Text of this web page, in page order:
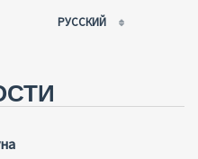
РУССКИЙ
ESPAÑOL